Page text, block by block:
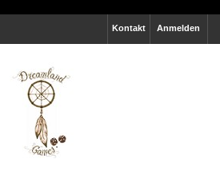
Anmelden
Kontakt